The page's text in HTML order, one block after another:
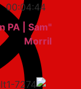
00:04:44
in PA | Sam